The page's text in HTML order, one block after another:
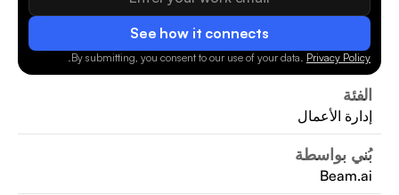
See how it connects
By submitting, you consent to our use of your data. Privacy Policy
.
الفئة
إدارة الأعمال
بُني بواسطة
Beam.ai